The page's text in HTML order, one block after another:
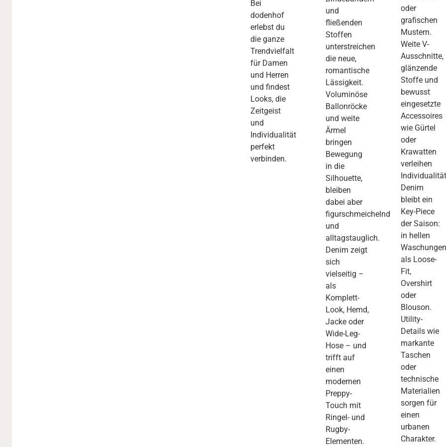
Bei
dodenhof
erlebst du
die ganze
Trendvielfalt
für Damen
und Herren
und findest
Looks, die
Zeitgeist
und
Individualität
perfekt
verbinden.
und
fließenden
Stoffen
unterstreichen
die neue,
romantische
Lässigkeit.
Voluminöse
Ballonröcke
und weite
Ärmel
bringen
Bewegung
in die
Silhouette,
bleiben
dabei aber
figurschmeichelnd
und
alltagstauglich.
Denim zeigt
sich
vielseitig –
als
Komplett-
Look, Hemd,
Jacke oder
Wide-Leg-
Hose – und
trifft auf
einen
modernen
Preppy-
Touch mit
Ringel- und
Rugby-
Elementen.
oder
grafischen
Mustern.
Weite V-
Ausschnitte,
glänzende
Stoffe und
bewusst
eingesetzte
Accessoires
wie Gürtel
oder
Krawatten
verleihen
Denim
bleibt ein
Key-Piece
der Saison:
in hellen
als Loose-
Fit,
Overshirt
oder
Blouson.
Utility-
Details wie
markante
Taschen
oder
technische
Materialien
sorgen für
einen
urbanen
Charakter.